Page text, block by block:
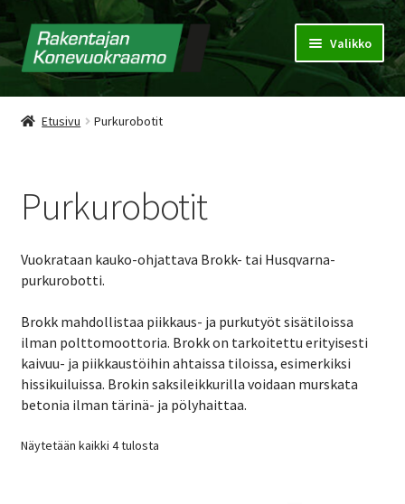
Valikko
Konevuokraamo
Puhdistuspalvelu
Yhteystiedot
Etusivu Purkurobotit
Purkurobotit
Vuokrataan kauko-ohjattava Brokk- tai Husqvarna-
purkurobotti.
Brokk mahdollistaa piikkaus- ja purkutyöt sisätiloissa
ilman polttomoottoria. Brokk on tarkoitettu erityisesti
kaivuu- ja piikkaustöihin ahtaissa tiloissa, esimerkiksi
hissikuiluissa. Brokin saksileikkurilla voidaan murskata
betonia ilman tärinä- ja pölyhaittaa.
Näytetään kaikki 4 tulosta